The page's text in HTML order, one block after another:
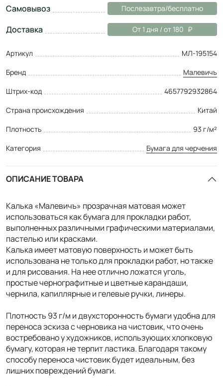
Самовывоз Послезавтра/бесплатно
Доставка От 1 дня / от 180
Артикул
МЛ-195154
Бренд
Малевичъ
Штрих-код
4657792932864
Страна происхождения
Китай
Плотность
93 г/м²
Категория
Бумага для черчения
ОПИСАНИЕ ТОВАРА
Калька «Малевичъ» прозрачная матовая может
использоваться как бумага для прокладки работ,
выполненных различными графическими материалами,
пастелью или красками.
Калька имеет матовую поверхность и может быть
использована не только для прокладки работ, но также
и для рисования. На нее отлично ложатся уголь,
простые чернографитные и цветные карандаши,
чернила, капиллярные и гелевые ручки, линеры.
Плотность 93 г/м и двухсторонность бумаги удобна для
переноса эскиза с черновика на чистовик, что очень
востребовано у художников, использующих хлопковую
бумагу, которая не терпит ластика. Благодаря такому
способу переноса чистовик будет идеальным, без
лишних повреждений бумаги.